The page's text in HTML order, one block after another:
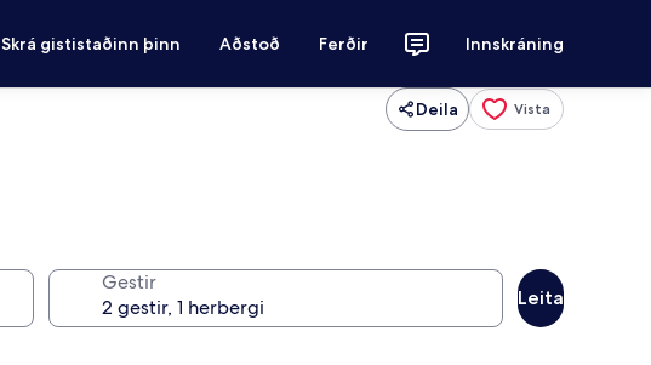
Skrá gististaðinn þinn Aðstoð Ferðir Innskráning
Deila Vista
Gestir
Leita